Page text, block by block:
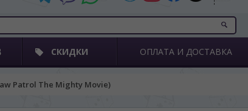
СКИДКИ ОПЛАТА И ДОСТАВКА
Patrol The Mighty Movie)